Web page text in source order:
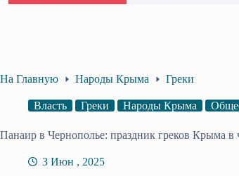
На Главную Народы Крыма Греки
Власть Греки Народы Крыма
Панаир в Чернополье: праздник греков Крыма в
3 Июн , 2025